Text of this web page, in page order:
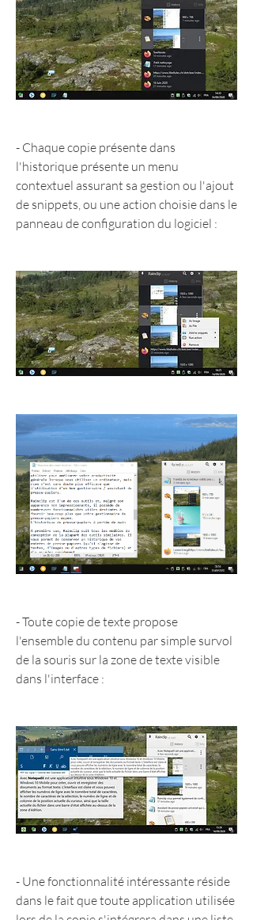
- Chaque copie présente dans
l'historique présente un menu
contextuel assurant sa gestion ou l'ajout
de snippets, ou une action choisie dans le
panneau de configuration du logiciel :
- Toute copie de texte propose
l'ensemble du contenu par simple survol
de la souris sur la zone de texte visible
dans l'interface :
- Une fonctionnalité intéressante réside
dans le fait que toute application utilisée